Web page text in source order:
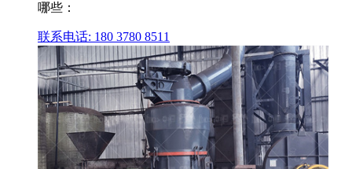
哪些：
联系电话: 180 3780 8511